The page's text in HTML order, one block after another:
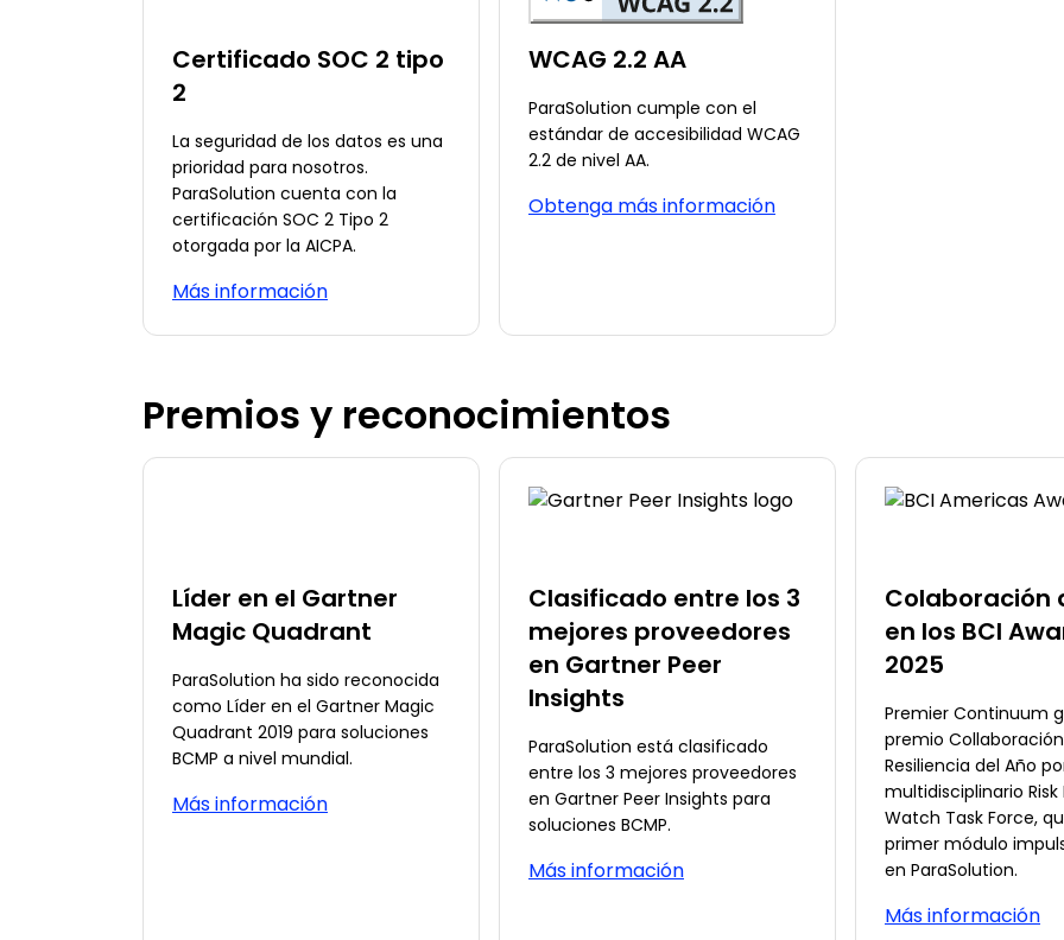
Certificado SOC 2 tipo
2
La seguridad de los datos es una
prioridad para nosotros.
ParaSolution cuenta con la
certificación SOC 2 Tipo 2
otorgada por la AICPA.
Más información
WCAG 2.2 AA
ParaSolution cumple con el
estándar de accesibilidad WCAG
2.2 de nivel AA.
Obtenga más información
Premios y reconocimientos
Líder en el Gartner
Magic Quadrant
ParaSolution ha sido reconocida
como Líder en el Gartner Magic
Quadrant 2019 para soluciones
BCMP a nivel mundial.
Más información
Clasificado entre los 3
mejores proveedores
en Gartner Peer
Insights
ParaSolution está clasificado
entre los 3 mejores proveedores
en Gartner Peer Insights para
soluciones BCMP.
Más información
Colaboración
en los BCI
2025
Premier Continuum
premio
Resiliencia del Año
multidisciplinario
Watch Task Force,
primer módulo
en ParaSolution.
Más información